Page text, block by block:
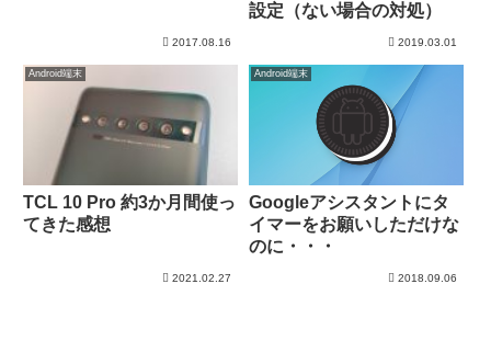
2017.08.16
設定（ない場合の対処）
2019.03.01
Android端末
TCL 10 Pro 約3か月間使っ
てきた感想
2021.02.27
Android端末
Googleアシスタントにタ
イマーをお願いしただけな
のに・・・
2018.09.06